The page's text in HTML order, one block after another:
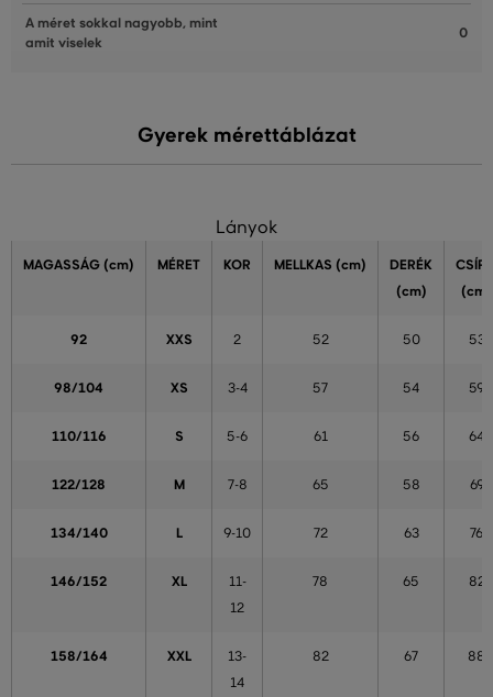
A méret sokkal nagyobb, mint
amit viselek
0
Gyerek mérettáblázat
Lányok
MAGASSÁG(cm) MÉRET KOR MELLKAS (cm)
DERÉK
(cm)
(cm)
92 XXS 2 52 50 53
98/104 XS 3-4 57 54 59
110/116 S 5-6 61 56 64
122/128 M 7-8 65 58 69
134/140 L 9-10 72 63 76
146/152 XL
11-
12
78 65 82
158/164 XXL
13-
14
82 67 88